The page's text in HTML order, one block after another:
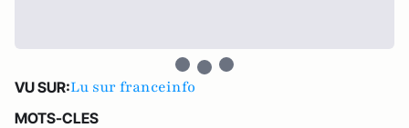
VU SUR:Lu sur franceinfo
MOTS-CLES